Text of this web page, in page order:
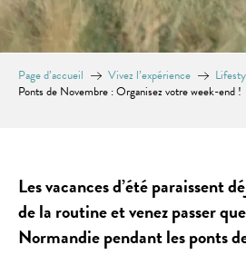
Page d’accueil Vivez l’expérience
Ponts de Novembre : Organisez votre week-end !
Les vacances d’été paraissent
de la routine et venez passer
Normandie pendant les ponts